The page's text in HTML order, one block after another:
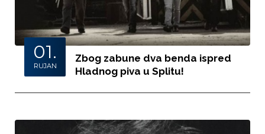
01.
RUJAN
Zbog zabune dva benda ispred
Hladnog piva u Splitu!